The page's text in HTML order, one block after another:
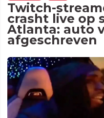
Twitch-
crasht live op
Atlanta: auto
afgeschreven